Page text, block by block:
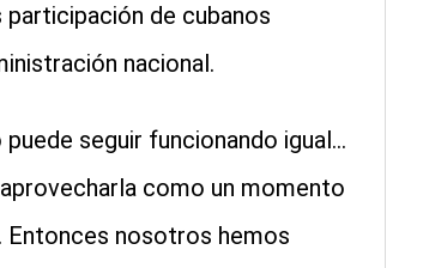
de cubanos
nacional.
seguir funcionando igual...
como un momento
nosotros hemos